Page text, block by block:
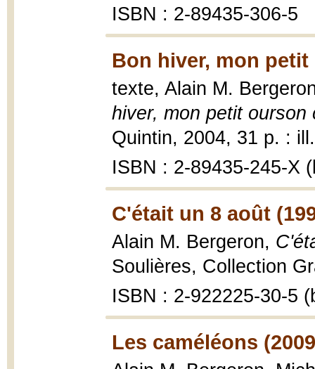
ISBN : 2-89435-306-5
Bon hiver, mon
texte, Alain M.
hiver, mon petit ourson
Quintin, 2004, 31 p. :
ISBN : 2-89435-245-X
C'était un 8 août
Alain M. Bergeron,
Soulières, Collection
ISBN : 2-922225-30-5
Les caméléons